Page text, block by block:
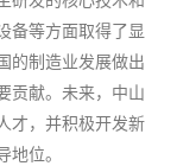
备等方面取得了显
的制造业发展做出
贡献。未来，中山
才，并积极开发新
位。